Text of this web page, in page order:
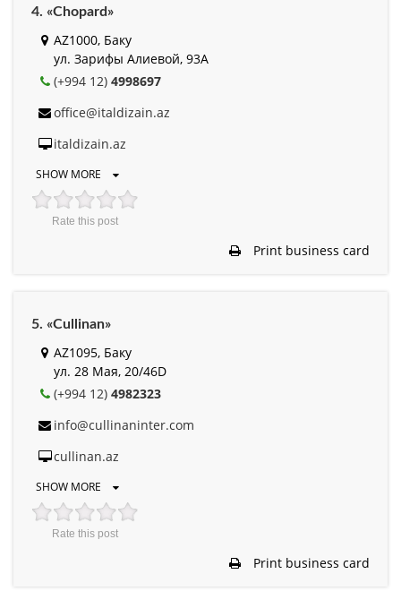
4. «Chopard»
AZ1000, Баку
ул. Зарифы Алиевой, 93A
(+994 12) 4998697
office@italdizain.az
italdizain.az
SHOW MORE
Rate this post
Print business card
5. «Cullinan»
AZ1095, Баку
ул. 28 Мая, 20/46D
(+994 12) 4982323
info@cullinaninter.com
cullinan.az
SHOW MORE
Rate this post
Print business card